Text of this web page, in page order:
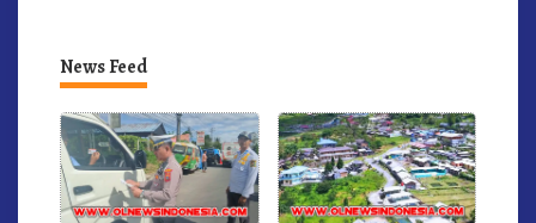
News Feed